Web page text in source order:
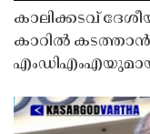
കാലിക്കടവ്
കാറിൽ കടത്താൻ